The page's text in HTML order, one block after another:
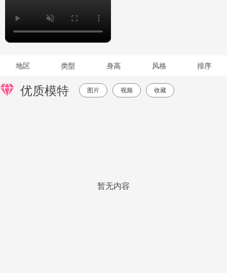
地区 类型 身高 风格 排序
优质模特 图片 视频 收藏
暂无内容